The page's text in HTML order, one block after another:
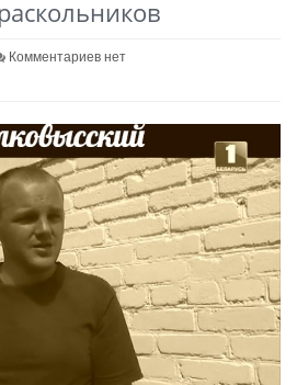
Комментариев нет